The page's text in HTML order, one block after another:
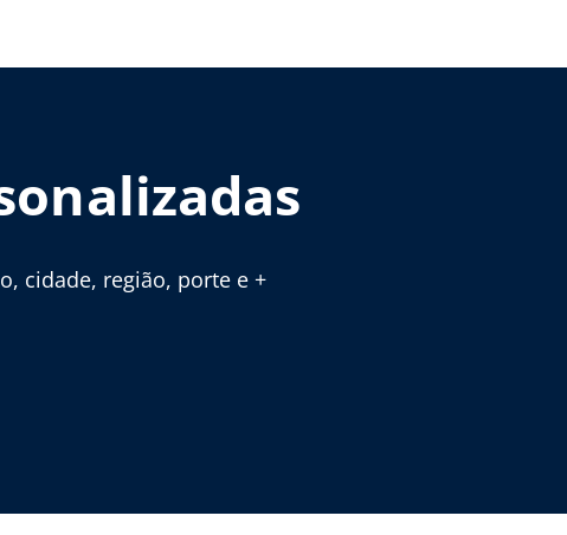
cidade, região, porte e +